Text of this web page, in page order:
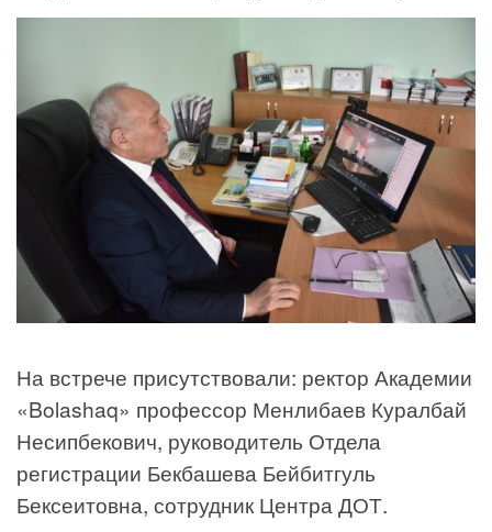
На встрече присутствовали: ректор Академии
«Bolashaq» профессор Менлибаев Куралбай
Несипбекович, руководитель Отдела
регистрации Бекбашева Бейбитгуль
Бексеитовна, сотрудник Центра ДОТ.